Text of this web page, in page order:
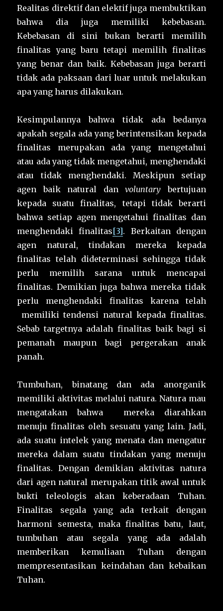
Realitas direktif dan elektif juga membuktikan
bahwa dia juga memiliki kebebasan.
Kebebasan di sini bukan berarti memilih
finalitas yang baru tetapi memilih finalitas
yang benar dan baik. Kebebasan juga berarti
tidak ada paksaan dari luar untuk melakukan
apa yang harus dilakukan.
Kesimpulannya bahwa tidak ada bedanya
apakah segala ada yang berintensikan kepada
finalitas merupakan ada yang mengetahui
atau ada yang tidak mengetahui, menghendaki
atau tidak menghendaki. Meskipun setiap
agen baik natural danvoluntary bertujuan
kepada suatu finalitas, tetapi tidak berarti
bahwa setiap agen mengetahui finalitas dan
menghendaki finalitas[3]. Berkaitan dengan
agen natural, tindakan mereka kepada
finalitas telah dideterminasi sehingga tidak
perlu memilih sarana untuk mencapai
finalitas. Demikian juga bahwa mereka tidak
perlu menghendaki finalitas karena telah
memiliki tendensi natural kepada finalitas.
Sebab targetnya adalah finalitas baik bagi si
pemanah maupun bagi pergerakan anak
panah.
Tumbuhan, binatang dan ada anorganik
memiliki aktivitas melalui natura. Natura mau
mengatakan bahwa mereka diarahkan
menuju finalitas oleh sesuatu yang lain. Jadi,
ada suatu intelek yang menata dan mengatur
mereka dalam suatu tindakan yang menuju
finalitas. Dengan demikian aktivitas natura
dari agen natural merupakan titik awal untuk
bukti teleologis akan keberadaan Tuhan.
Finalitas segala yang ada terkait dengan
harmoni semesta, maka finalitas batu, laut,
tumbuhan atau segala yang ada adalah
memberikan kemuliaan Tuhan dengan
mempresentasikan keindahan dan kebaikan
Tuhan.